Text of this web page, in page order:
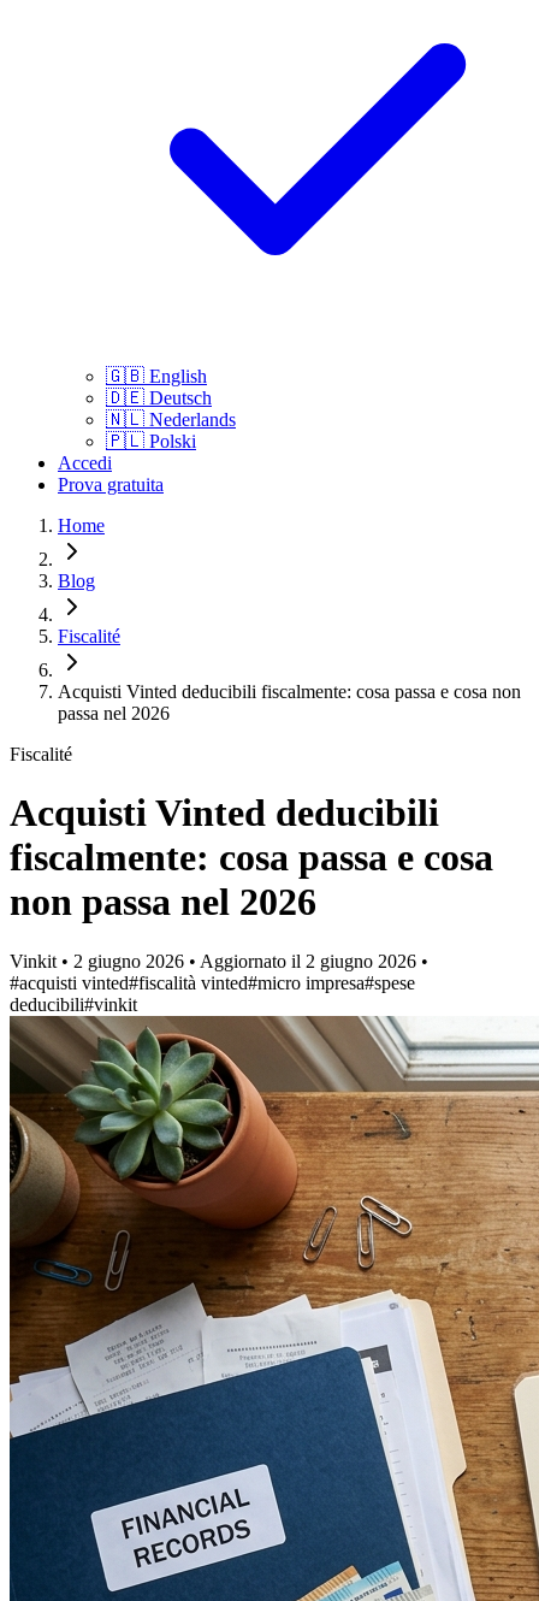
🇬🇧 English
🇩🇪 Deutsch
🇳🇱 Nederlands
🇵🇱 Polski
Accedi
Prova gratuita
Home
Blog
Fiscalité
Acquisti Vinted deducibili fiscalmente: cosa passa e cosa non
passa nel 2026
Fiscalité
Acquisti Vinted deducibili
fiscalmente: cosa passa e cosa
non passa nel 2026
Vinkit • 2 giugno 2026 • Aggiornato il 2 giugno 2026 •
#acquisti vinted#fiscalità vinted#micro impresa#spese
deducibili#vinkit